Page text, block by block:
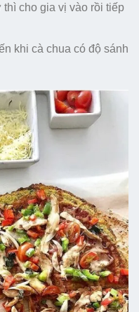
cho gia vị vào rồi tiếp
khi cà chua có độ sánh